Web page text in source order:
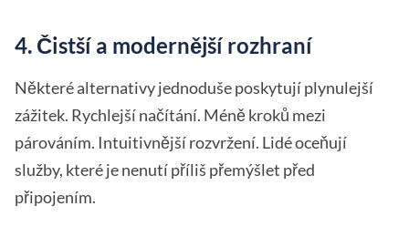
4. Čistší a modernější rozhraní
Některé alternativy jednoduše poskytují plynulejší
zážitek. Rychlejší načítání. Méně kroků mezi
párováním. Intuitivnější rozvržení. Lidé oceňují
služby, které je nenutí příliš přemýšlet před
připojením.